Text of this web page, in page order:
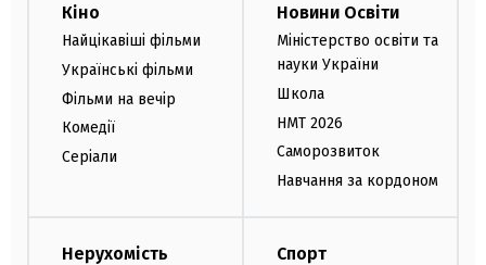
Кіно
Найцікавіші фільми
Українські фільми
Фільми на вечір
Комедії
Серіали
Новини Освіти
Міністерство освіти та
науки України
Школа
НМТ 2026
Саморозвиток
Навчання за кордоном
Нерухомість Спорт